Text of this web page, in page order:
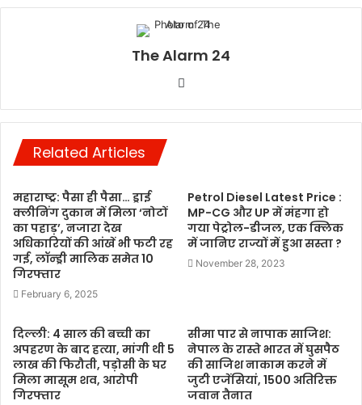
The Alarm 24
Website
Related Articles
महाराष्ट्र: पैसा ही पैसा… ड्राई
क्लीनिंग दुकान में मिला ‘नोटों
का पहाड़’, नजारा देख
अधिकारियों की आंखें भी फटी रह
गई, लॉन्ड्री मालिक समेत 10
गिरफ्तार
February 6, 2025
Petrol Diesel Latest Price :
MP-CG और UP में मंहगा हो
गया पेट्रोल-डीजल, एक क्लिक
में जानिए राज्यों में हुआ सस्ता ?
November 28, 2023
दिल्ली: 4 साल की बच्ची का
अपहरण के बाद हत्या, मांगी थी 5
लाख की फिरौती, पड़ोसी के घर
मिला मासूम शव, आरोपी
गिरफ्तार
सीमा पार से नापाक साजिश:
नेपाल के रास्ते भारत में घुसपैठ
की साजिश नाकाम करने में
जुटी एजेंसियां, 1500 अतिरिक्त
जवान तैनात